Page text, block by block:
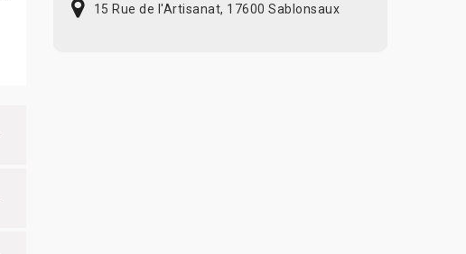
15 Rue de l'Artisanat, 17600 Sablonsaux